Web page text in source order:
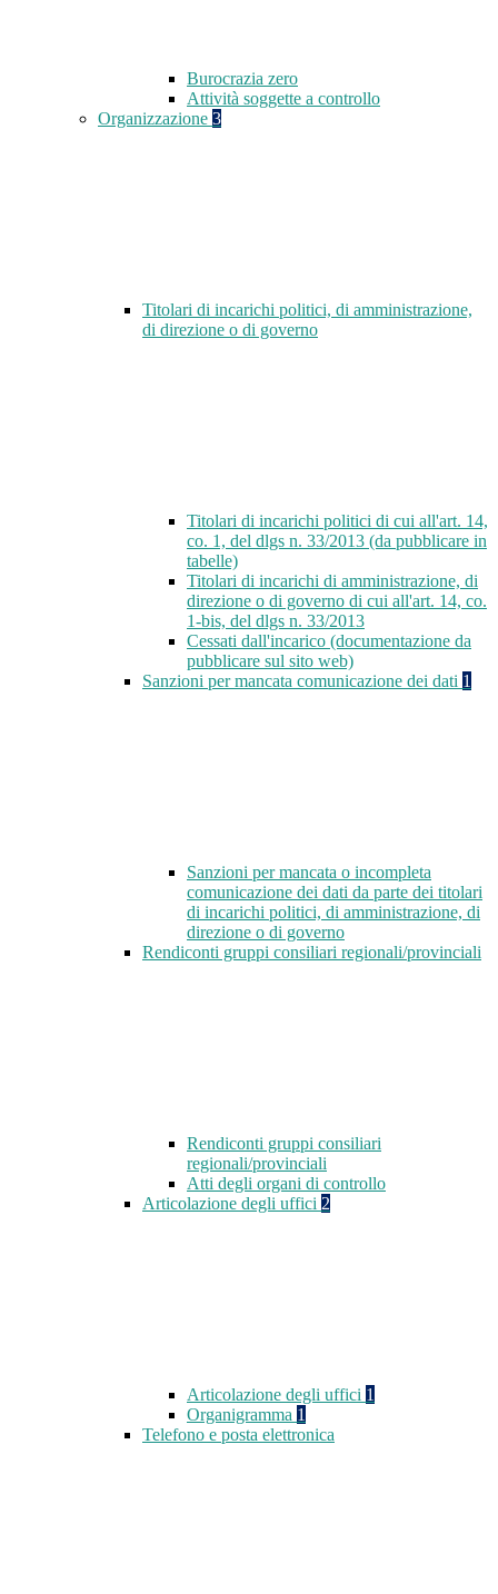
Burocrazia zero
Attività soggette a controllo
Organizzazione 3
Titolari di incarichi politici, di amministrazione,
di direzione o di governo
Titolari di incarichi politici di cui all'art. 14,
co. 1, del dlgs n. 33/2013 (da pubblicare in
tabelle)
Titolari di incarichi di amministrazione, di
direzione o di governo di cui all'art. 14, co.
1-bis, del dlgs n. 33/2013
Cessati dall'incarico (documentazione da
pubblicare sul sito web)
Sanzioni per mancata comunicazione dei dati 1
Sanzioni per mancata o incompleta
comunicazione dei dati da parte dei titolari
di incarichi politici, di amministrazione, di
direzione o di governo
Rendiconti gruppi consiliari regionali/provinciali
Rendiconti gruppi consiliari
regionali/provinciali
Atti degli organi di controllo
Articolazione degli uffici 2
Articolazione degli uffici 1
Organigramma 1
Telefono e posta elettronica